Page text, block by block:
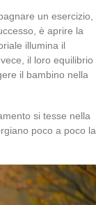
un esercizio,
è aprire la
illumina il
il loro equilibrio
il bambino nella
si tesse nella
poco a poco la